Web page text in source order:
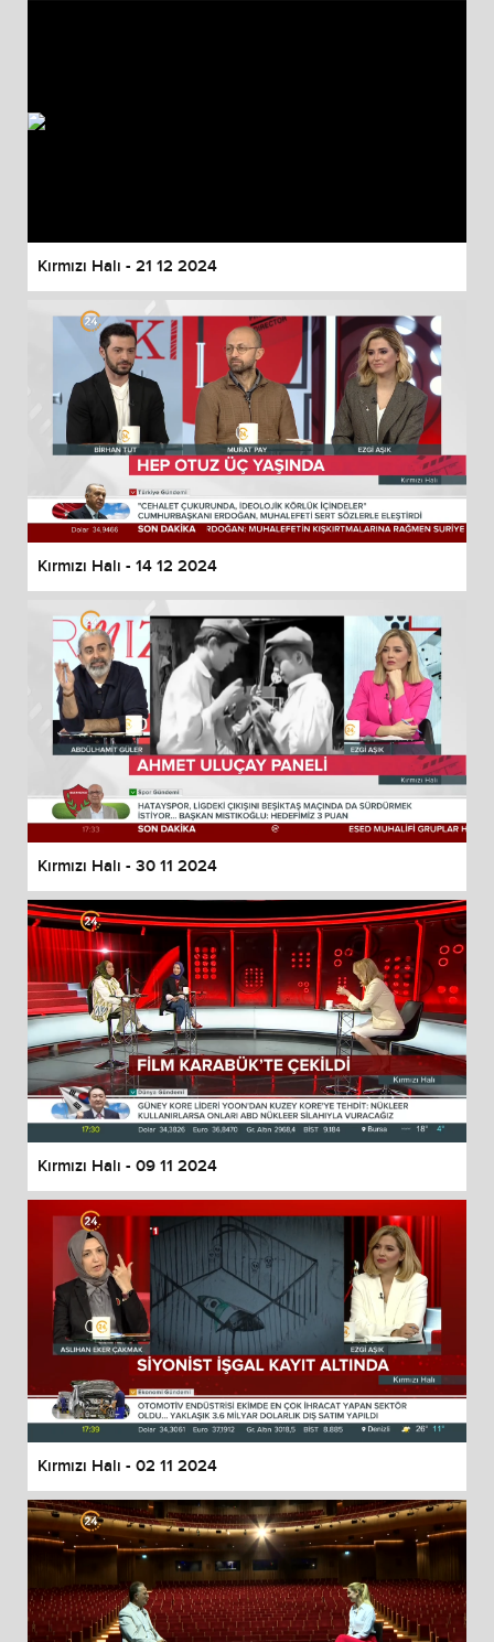
Kırmızı Halı - 21 12 2024
Kırmızı Halı - 14 12 2024
Kırmızı Halı - 30 11 2024
Kırmızı Halı - 09 11 2024
Kırmızı Halı - 02 11 2024